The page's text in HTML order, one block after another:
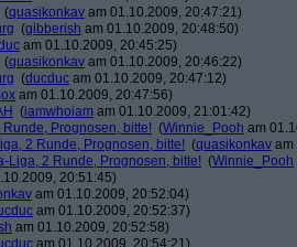
(quasikonkav am 01.10.2009, 20:47:21)
(gibberish am 01.10.2009, 20:48:50)
am 01.10.2009, 20:45:25)
(quasikonkav am 01.10.2009, 20:46:22)
(ducduc am 01.10.2009, 20:47:12)
am 01.10.2009, 20:47:56)
(iamwhoiam am 01.10.2009, 21:01:42)
Prognosen, bitte! (Winnie_Pooh am
2 Runde, Prognosen, bitte! (quasikonkav am
Liga, 2 Runde, Prognosen, bitte! (Winnie_Pooh
20:51:45)
am 01.10.2009, 20:52:04)
am 01.10.2009, 20:52:37)
am 01.10.2009, 20:52:58)
am 01.10.2009, 20:54:21)